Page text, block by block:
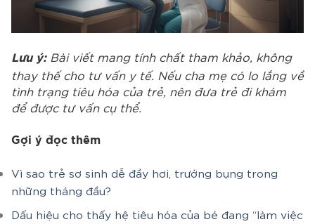
Lưu ý: Bài viết mang tính chất tham khảo, không
thay thế cho tư vấn y tế. Nếu cha mẹ có lo lắng về
tình trạng tiêu hóa của trẻ, nên đưa trẻ đi khám
để được tư vấn cụ thể.
Gợi ý đọc thêm
Vì sao trẻ sơ sinh dễ đầy hơi, trướng bụng trong
những tháng đầu?
Dấu hiệu cho thấy hệ tiêu hóa của bé đang “làm việc